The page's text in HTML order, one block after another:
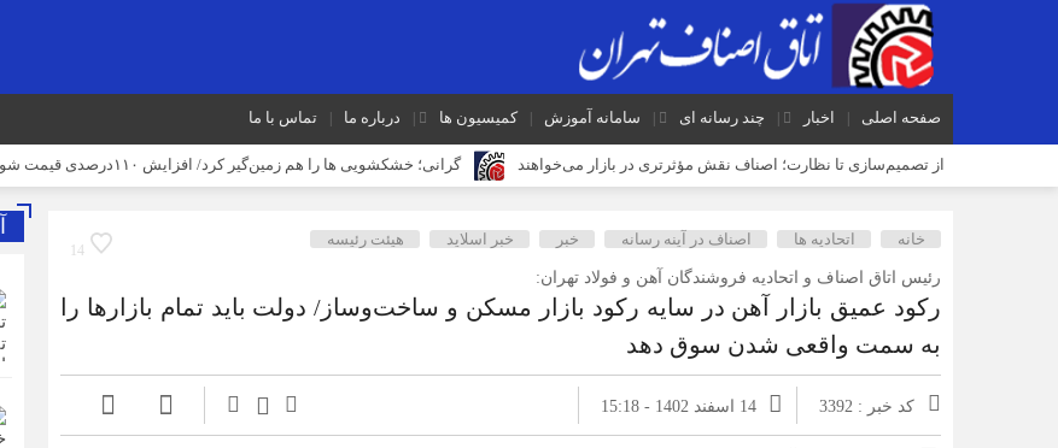
صفحه اصلی اخبار چند رسانه ای سامانه آموزش کمیسیون ها درباره ما تماس با ما
از تصمیم‌سازی تا نظارت؛ اصناف نقش مؤثرتری در بازار می‌خواهند گرانی؛ خشکشویی‌ ها را هم زمین‌گیر کرد/ افزایش ۱۱۰درصدی قیمت شوینده کاهش۴۰درصدی تقاضا
فریب قیمت‌های پایین گوشی را نخورید/ حمایت بیشتر از حقوق مردم و فعالان قانونمند بازار با افزایش سهم خریدهای رسمی
رویکرد قضایی؛ فاصله قیمت سکه طرح قدیم و جدید را کاهش داد
رئیس اتاق اصناف تهران و مدیرکل تامین اجتماعی شرق تهران بزرگ دیدار کردند
14
خانه اتحادیه ها اصناف در آینه رسانه خبر خبر اسلايد هیئت رئیسه
رئیس اتاق اصناف و اتحادیه فروشندگان آهن و فولاد تهران:
رکود عمیق بازار آهن در سایه رکود بازار مسکن و ساخت‌و‌ساز/ دولت باید تمام بازارها را
به سمت واقعی شدن سوق دهد
کد خبر : 3392 14 اسفند 1402 - 15:18